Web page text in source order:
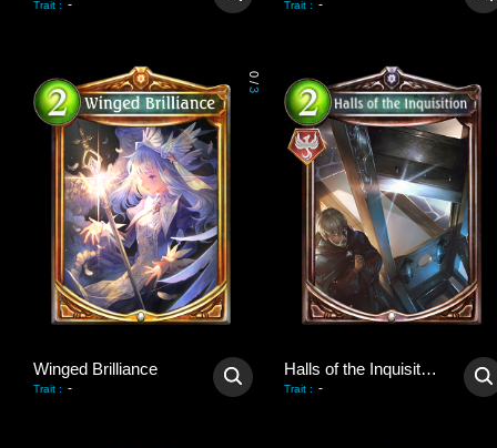
Trait : - Trait : -
0
/
3
Winged Brilliance
Trait : -
Halls of the Inquisition
Trait : -